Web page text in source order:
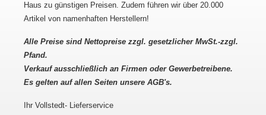
Haus zu günstigen Preisen. Zudem führen wir über 20.000
Artikel von namenhaften Herstellern!
Alle Preise sind Nettopreise zzgl. gesetzlicher MwSt.-zzgl.
Pfand.
Verkauf ausschließlich an Firmen oder Gewerbetreibene.
Es gelten auf allen Seiten unsere AGB's.
Ihr Vollstedt- Lieferservice